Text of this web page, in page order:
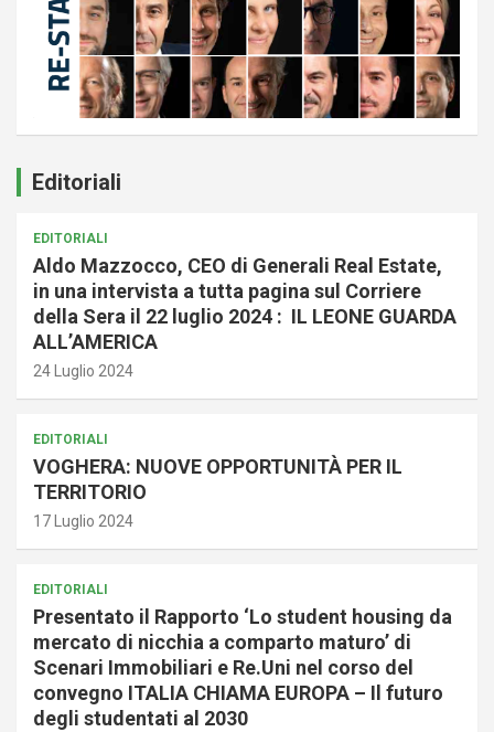
Editoriali
EDITORIALI
Aldo Mazzocco, CEO di Generali Real Estate,
in una intervista a tutta pagina sul Corriere
della Sera il 22 luglio 2024 : IL LEONE GUARDA
ALL’AMERICA
24 Luglio 2024
EDITORIALI
VOGHERA: NUOVE OPPORTUNITÀ PER IL
TERRITORIO
17 Luglio 2024
EDITORIALI
Presentato il Rapporto ‘Lo student housing da
mercato di nicchia a comparto maturo’ di
Scenari Immobiliari e Re.Uni nel corso del
convegno ITALIA CHIAMA EUROPA – Il futuro
degli studentati al 2030